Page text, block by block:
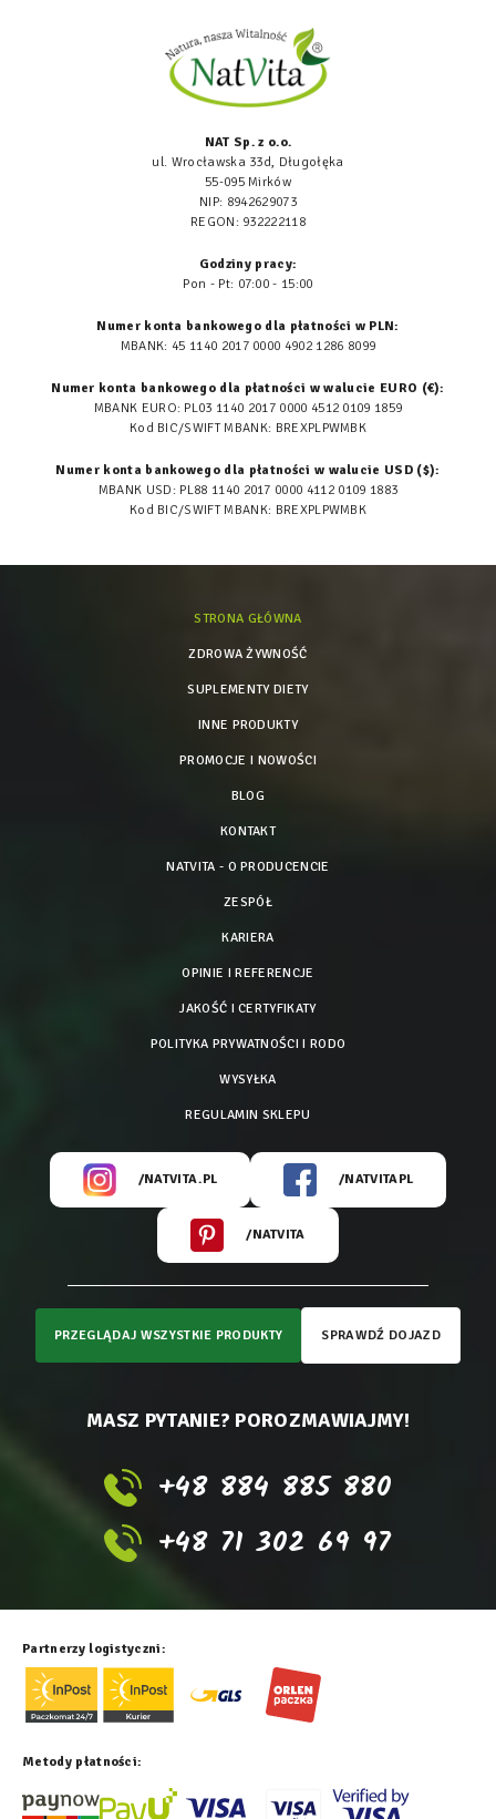
NAT Sp. z o.o.
ul. Wrocławska 33d, Długołęka
55-095 Mirków
NIP: 8942629073
REGON: 932222118
Godziny pracy:
Pon - Pt: 07:00 - 15:00
Numer konta bankowego dla płatności w PLN:
MBANK: 45 1140 2017 0000 4902 1286 8099
Numer konta bankowego dla płatności w walucie EURO (€):
MBANK EURO: PL03 1140 2017 0000 4512 0109 1859
Kod BIC/SWIFT MBANK: BREXPLPWMBK
Numer konta bankowego dla płatności w walucie USD ($):
MBANK USD: PL88 1140 2017 0000 4112 0109 1883
Kod BIC/SWIFT MBANK: BREXPLPWMBK
STRONA GŁÓWNA
ZDROWA ŻYWNOŚĆ
SUPLEMENTY DIETY
INNE PRODUKTY
PROMOCJE I NOWOŚCI
BLOG
KONTAKT
NATVITA - O PRODUCENCIE
ZESPÓŁ
KARIERA
OPINIE I REFERENCJE
JAKOŚĆ I CERTYFIKATY
POLITYKA PRYWATNOŚCI I RODO
WYSYŁKA
REGULAMIN SKLEPU
/NATVITA.PL /NATVITAPL
/NATVITA
PRZEGLĄDAJ WSZYSTKIE PRODUKTY SPRAWDŹ DOJAZD
MASZ PYTANIE? POROZMAWIAJMY!
+48 884 885 880
+48 71 302 69 97
Partnerzy logistyczni:
Metody płatności: